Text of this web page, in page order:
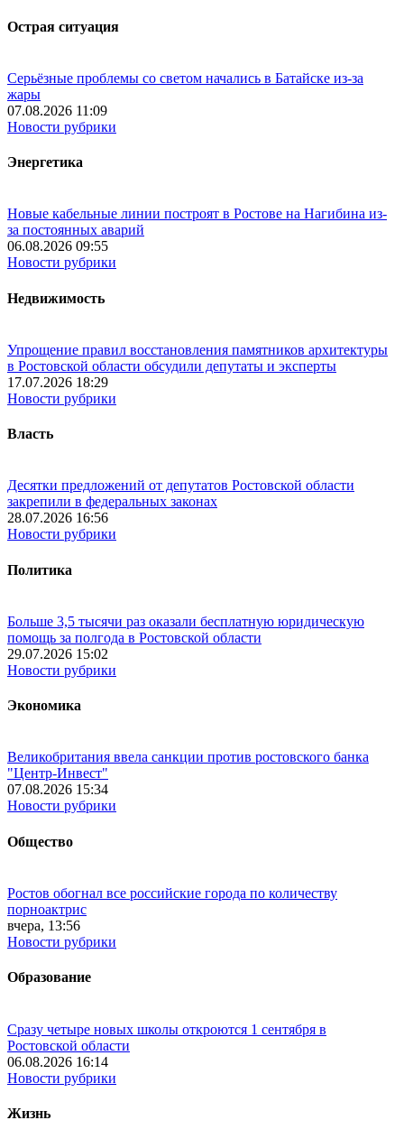
Острая ситуация
Серьёзные проблемы со светом начались в Батайске из-за
жары
07.08.2026 11:09
Новости рубрики
Энергетика
Новые кабельные линии построят в Ростове на Нагибина из-
за постоянных аварий
06.08.2026 09:55
Новости рубрики
Недвижимость
Упрощение правил восстановления памятников архитектуры
в Ростовской области обсудили депутаты и эксперты
17.07.2026 18:29
Новости рубрики
Власть
Десятки предложений от депутатов Ростовской области
закрепили в федеральных законах
28.07.2026 16:56
Новости рубрики
Политика
Больше 3,5 тысячи раз оказали бесплатную юридическую
помощь за полгода в Ростовской области
29.07.2026 15:02
Новости рубрики
Экономика
Великобритания ввела санкции против ростовского банка
"Центр-Инвест"
07.08.2026 15:34
Новости рубрики
Общество
Ростов обогнал все российские города по количеству
порноактрис
вчера, 13:56
Новости рубрики
Образование
Сразу четыре новых школы откроются 1 сентября в
Ростовской области
06.08.2026 16:14
Новости рубрики
Жизнь